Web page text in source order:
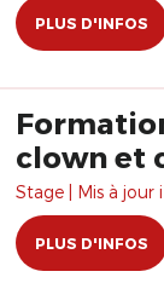
PLUS D'INFOS
clown et
Stage | Mis à jour
PLUS D'INFOS